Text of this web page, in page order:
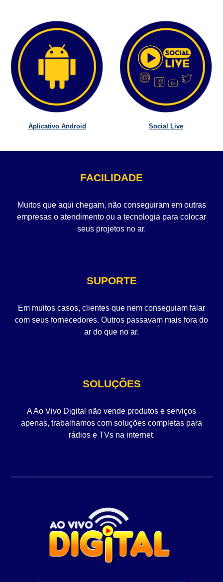
Aplicativo Android Social Live
FACILIDADE
Muitos que aqui chegam, não conseguiram em outras
empresas o atendimento ou a tecnologia para colocar
seus projetos no ar.
SUPORTE
Em muitos casos, clientes que nem conseguiam falar
com seus fornecedores. Outros passavam mais fora do
ar do que no ar.
SOLUÇÕES
A Ao Vivo Digital não vende produtos e serviços
apenas, trabalhamos com soluções completas para
rádios e TVs na internet.